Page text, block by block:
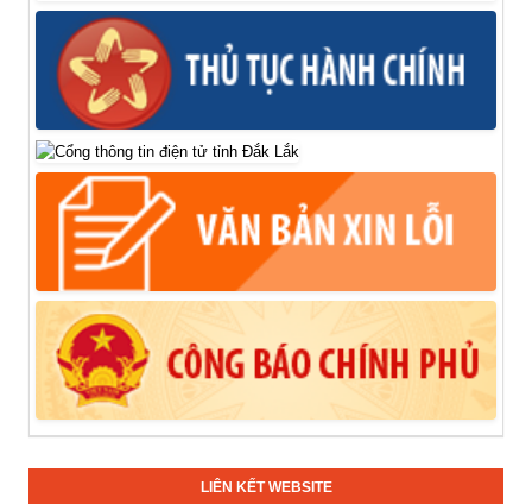
LIÊN KẾT WEBSITE